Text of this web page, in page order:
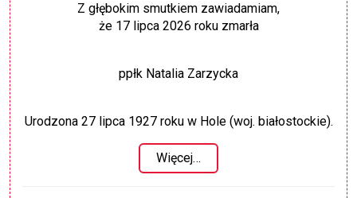
Z głębokim smutkiem zawiadamiam,
że 17 lipca 2026 roku zmarła
ppłk Natalia Zarzycka
Urodzona 27 lipca 1927 roku w Hole (woj. białostockie).
Więcej…